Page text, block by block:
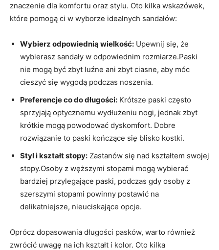
znaczenie dla komfortu oraz stylu. Oto kilka wskazówek,
które pomogą ci w wyborze idealnych sandałów:
Wybierz odpowiednią wielkość: Upewnij się, że
wybierasz sandały w odpowiednim rozmiarze.Paski
nie mogą być zbyt luźne ani zbyt ciasne, aby móc
cieszyć się wygodą podczas noszenia.
Preferencje co do długości: Krótsze paski często
sprzyjają optycznemu wydłużeniu nogi, jednak zbyt
krótkie mogą powodować dyskomfort. Dobre
rozwiązanie to paski kończące się blisko kostki.
Styl i kształt stopy: Zastanów się nad kształtem swojej
stopy.Osoby z węższymi stopami mogą wybierać
bardziej przylegające paski, podczas gdy osoby z
szerszymi stopami powinny postawić na
delikatniejsze, nieuciskające opcje.
Oprócz dopasowania długości pasków, warto również
zwrócić uwagę na ich kształt i kolor. Oto kilka